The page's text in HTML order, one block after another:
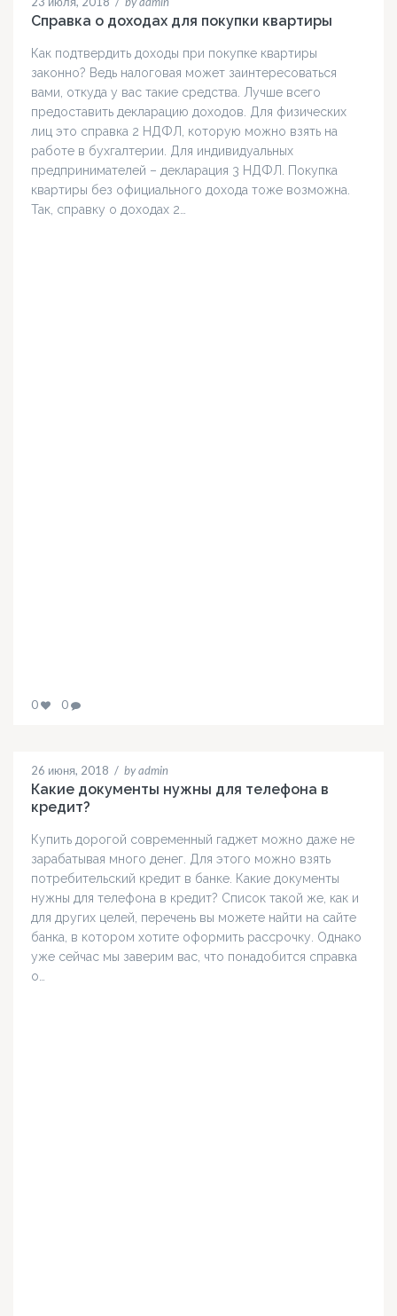
Справка о доходах для покупки квартиры
Как подтвердить доходы при покупке квартиры
законно? Ведь налоговая может заинтересоваться
вами, откуда у вас такие средства. Лучше всего
предоставить декларацию доходов. Для физических
лиц это справка 2 НДФЛ, которую можно взять на
работе в бухгалтерии. Для индивидуальных
предпринимателей – декларация 3 НДФЛ. Покупка
квартиры без официального дохода тоже возможна.
Так, справку о доходах 2…
0 0
26 июня, 2018 / by admin
Какие документы нужны для телефона в
кредит?
Купить дорогой современный гаджет можно даже не
зарабатывая много денег. Для этого можно взять
потребительский кредит в банке. Какие документы
нужны для телефона в кредит? Список такой же, как и
для других целей, перечень вы можете найти на сайте
банка, в котором хотите оформить рассрочку. Однако
уже сейчас мы заверим вас, что понадобится справка
о…